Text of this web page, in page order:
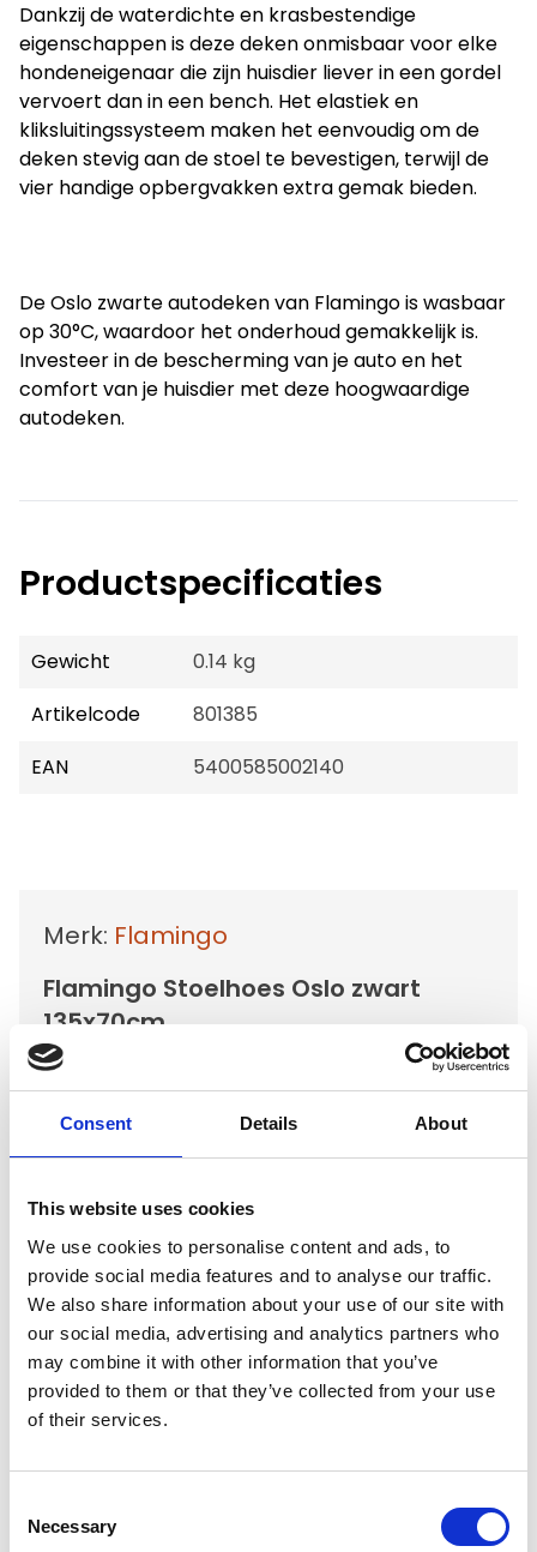
Consent Details About
This website uses cookies
We use cookies to personalise content and ads, to
provide social media features and to analyse our traffic.
We also share information about your use of our site with
our social media, advertising and analytics partners who
may combine it with other information that you’ve
provided to them or that they’ve collected from your use
of their services.
Selection
Necessary
Dankzij de waterdichte en krasbestendige
eigenschappen is deze deken onmisbaar voor elke
hondeneigenaar die zijn huisdier liever in een gordel
vervoert dan in een bench. Het elastiek en
kliksluitingssysteem maken het eenvoudig om de
deken stevig aan de stoel te bevestigen, terwijl de
vier handige opbergvakken extra gemak bieden.
De Oslo zwarte autodeken van Flamingo is wasbaar
op 30°C, waardoor het onderhoud gemakkelijk is.
Investeer in de bescherming van je auto en het
comfort van je huisdier met deze hoogwaardige
autodeken.
Productspecificaties
Gewicht
0.14 kg
Artikelcode
801385
EAN
5400585002140
Merk: Flamingo
Flamingo Stoelhoes Oslo zwart
135x70cm
€15,95
Niet op voorraad
Voor 15.00 uur besteld dezelfde werkdag
Verzending €5,95 Nederland
Verzending €7,95 België
In winkelwagen
Gerelateerde producten